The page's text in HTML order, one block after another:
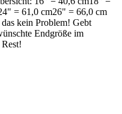
= 61,0 cm26" = 66,0 cm
kein Problem! Gebt
Endgröße im